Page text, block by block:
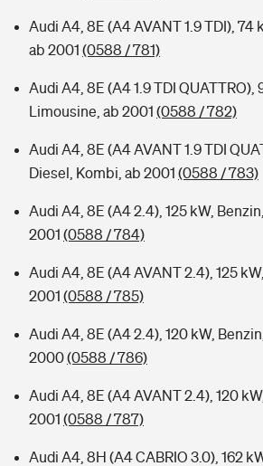
Audi A4, 8E (A4 AVANT 1.9 TDI), 74
ab 2001 (0588 / 781)
Audi A4, 8E (A4 1.9 TDI QUATTRO),
Limousine, ab 2001 (0588 / 782)
Audi A4, 8E (A4 AVANT 1.9 TDI
Diesel, Kombi, ab 2001 (0588 / 783)
Audi A4, 8E (A4 2.4), 125 kW,
2001 (0588 / 784)
Audi A4, 8E (A4 AVANT 2.4), 125
2001 (0588 / 785)
Audi A4, 8E (A4 2.4), 120 kW,
2000(0588 / 786)
Audi A4, 8E (A4 AVANT 2.4), 120
2001 (0588 / 787)
Audi A4, 8H (A4 CABRIO 3.0), 162